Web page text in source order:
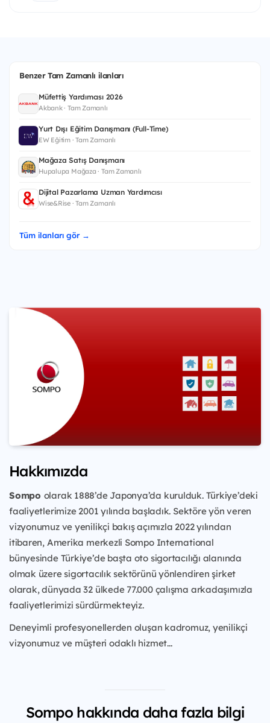
Benzer Tam Zamanlı ilanları
Müfettiş Yardımcısı 2026
Akbank · Tam Zamanlı
Yurt Dışı Eğitim Danışmanı (Full-Time)
EW Eğitim · Tam Zamanlı
Mağaza Satış Danışmanı
Hupalupa Mağaza · Tam Zamanlı
Dijital Pazarlama Uzman Yardımcısı
Wise&Rise · Tam Zamanlı
Tüm ilanları gör →
Hakkımızda
Sompo olarak 1888’de Japonya’da kurulduk. Türkiye’deki
faaliyetlerimize 2001 yılında başladık. Sektöre yön veren
vizyonumuz ve yenilikçi bakış açımızla 2022 yılından
itibaren, Amerika merkezli Sompo International
bünyesinde Türkiye’de başta oto sigortacılığı alanında
olmak üzere sigortacılık sektörünü yönlendiren şirket
olarak, dünyada 32 ülkede 77.000 çalışma arkadaşımızla
faaliyetlerimizi sürdürmekteyiz.
Deneyimli profesyonellerden oluşan kadromuz, yenilikçi
vizyonumuz ve müşteri odaklı hizmet...
Sompo hakkında daha fazla bilgi